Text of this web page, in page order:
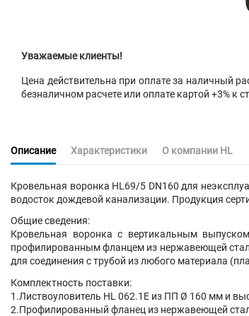
Уважаемые клиенты!
Цена действительна при оплате за наличный
безналичном расчете или оплате картой +3% к
Описание Характеристики О компании HL
Кровельная воронка HL69/5 DN160 для
водосток дождевой канализации. Продукция
Общие сведения:
Кровельная воронка с вертикальным
профилированным фланцем из нержавеющей
для соединения с трубой из любого материала
Комплектность поставки:
1.Листвоуловитель HL 062.1E из ПП Ø 160 мм и
2.Профилированный фланец из нержавеющей